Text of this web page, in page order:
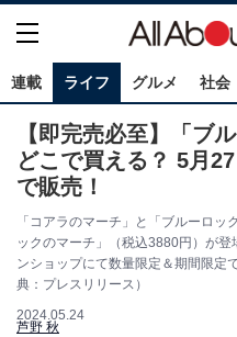
連載 ライフ グルメ 社会
【即完売必至】「ブ
どこで買える？ 5月
で販売！
「コアラのマーチ」と「ブルーロ
ックのマーチ」（税込3880円）が
ンショップにて数量限定＆期間限定
典：プレスリリース）
2024.05.24
芦野 秋